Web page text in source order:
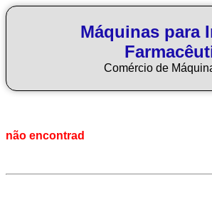
Máquinas para
Comércio de
não encontrad